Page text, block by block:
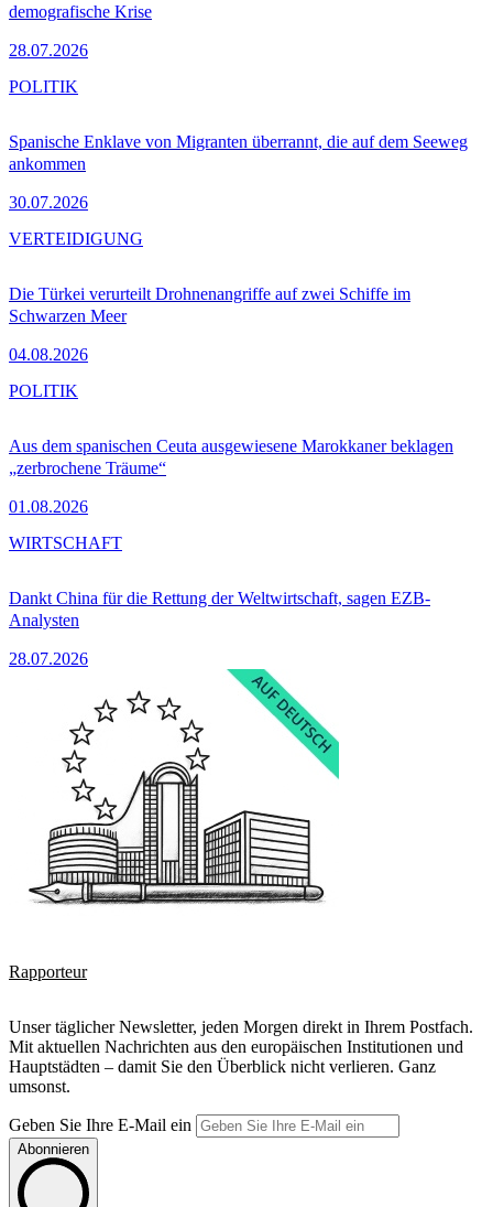
demografische Krise
28.07.2026
Spanische Enklave von Migranten überrannt, die auf dem Seeweg
ankommen
30.07.2026
POLITIK
Die Türkei verurteilt Drohnenangriffe auf zwei Schiffe im
Schwarzen Meer
04.08.2026
VERTEIDIGUNG
Aus dem spanischen Ceuta ausgewiesene Marokkaner beklagen
„zerbrochene Träume“
01.08.2026
POLITIK
Dankt China für die Rettung der Weltwirtschaft, sagen EZB-
Analysten
28.07.2026
WIRTSCHAFT
Rapporteur
Unser täglicher Newsletter, jeden Morgen direkt in Ihrem Postfach.
Mit aktuellen Nachrichten aus den europäischen Institutionen und
Hauptstädten – damit Sie den Überblick nicht verlieren. Ganz
umsonst.
Geben Sie Ihre E-Mail ein
Abonnieren